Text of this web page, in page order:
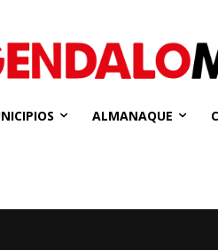
ALMANAQUE